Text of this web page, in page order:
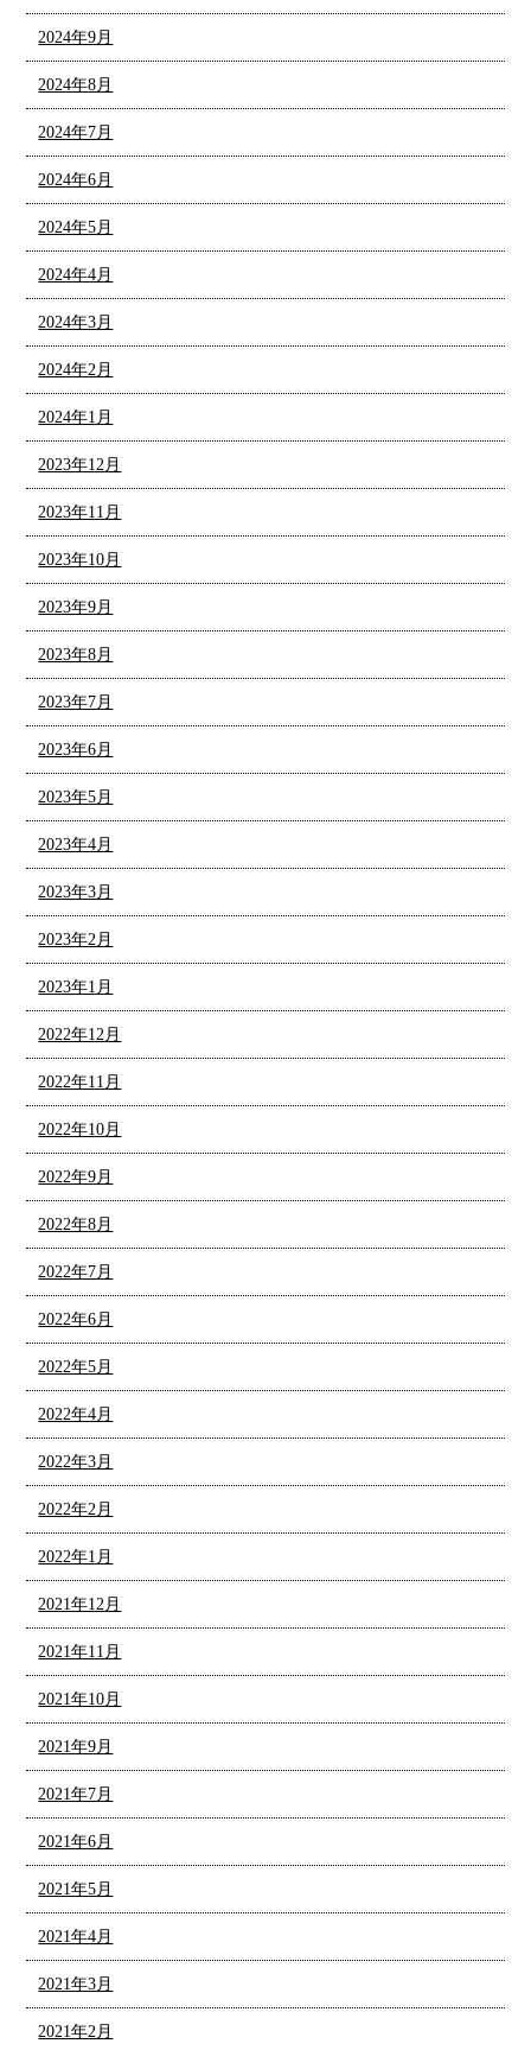
2024年9月
2024年8月
2024年7月
2024年6月
2024年5月
2024年4月
2024年3月
2024年2月
2024年1月
2023年12月
2023年11月
2023年10月
2023年9月
2023年8月
2023年7月
2023年6月
2023年5月
2023年4月
2023年3月
2023年2月
2023年1月
2022年12月
2022年11月
2022年10月
2022年9月
2022年8月
2022年7月
2022年6月
2022年5月
2022年4月
2022年3月
2022年2月
2022年1月
2021年12月
2021年11月
2021年10月
2021年9月
2021年7月
2021年6月
2021年5月
2021年4月
2021年3月
2021年2月